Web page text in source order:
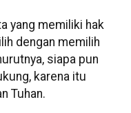
yang memiliki hak
dengan memilih
siapa pun
karena itu
Tuhan.